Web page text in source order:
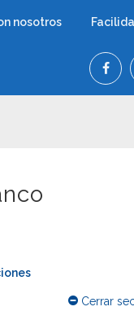
nosotros
Cerrar